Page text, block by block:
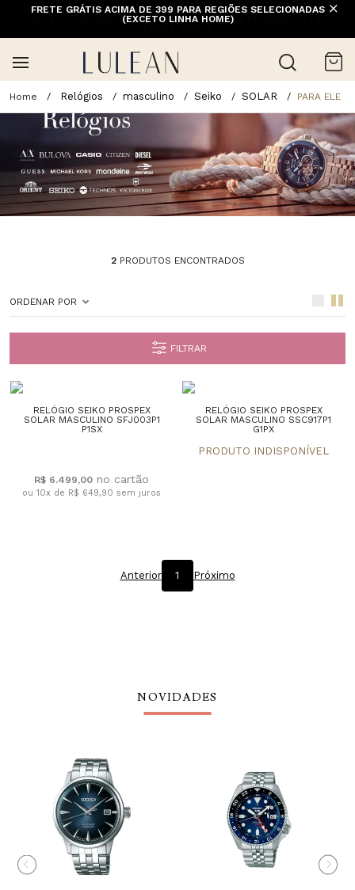
FRETE GRÁTIS ACIMA DE 399 PARA REGIÕES SELECIONADAS
(EXCETO LINHA HOME)
Relógios masculino Seiko SOLAR PARA ELE
2PRODUTOS ENCONTRADOS
ORDENAR POR
FILTRAR
RELÓGIO SEIKO PROSPEX
SOLAR MASCULINO SFJ003P1
P1SX
R$ 6.499,00
ou 10x de R$ 649,90 sem juros
RELÓGIO SEIKO PROSPEX
SOLAR MASCULINO SSC917P1
G1PX
Anterior 1 Próximo
NOVIDADES